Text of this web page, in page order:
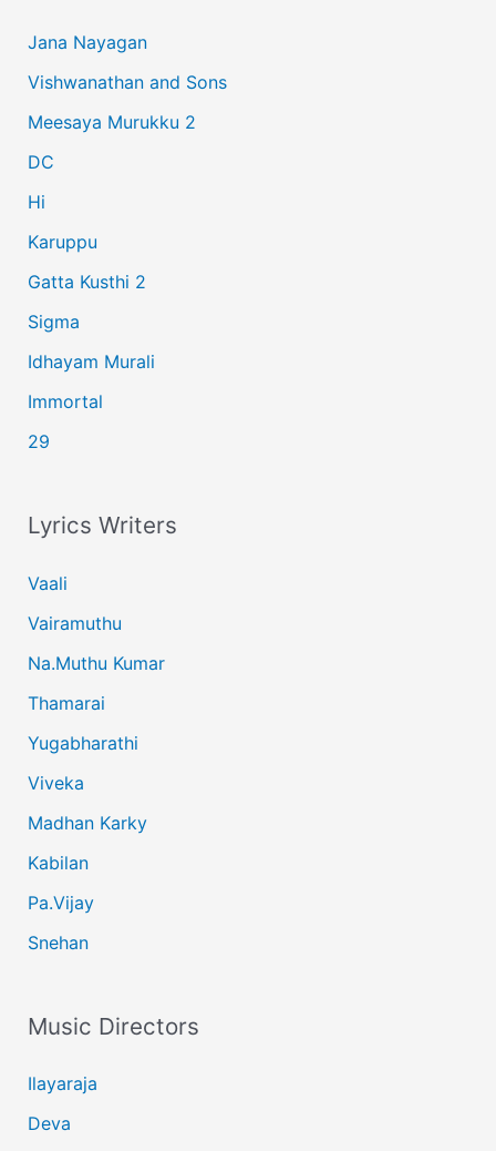
h
f
o
r
:
Jana Nayagan
Vishwanathan and Sons
Meesaya Murukku 2
DC
Hi
Karuppu
Gatta Kusthi 2
Sigma
Idhayam Murali
Immortal
29
Lyrics Writers
Vaali
Vairamuthu
Na.Muthu Kumar
Thamarai
Yugabharathi
Viveka
Madhan Karky
Kabilan
Pa.Vijay
Snehan
Music Directors
Ilayaraja
Deva